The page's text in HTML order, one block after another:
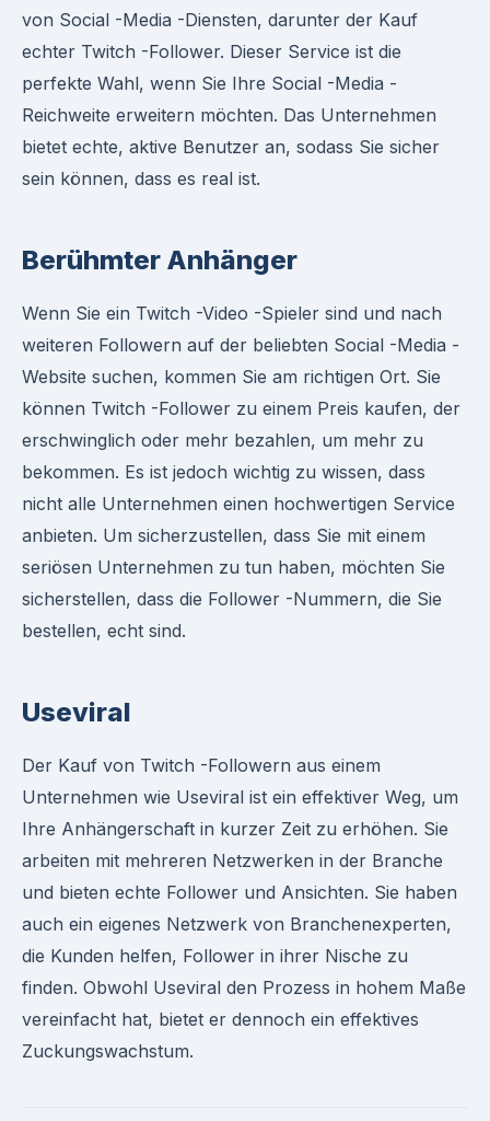
von Social -Media -Diensten, darunter der Kauf
echter Twitch -Follower. Dieser Service ist die
perfekte Wahl, wenn Sie Ihre Social -Media -
Reichweite erweitern möchten. Das Unternehmen
bietet echte, aktive Benutzer an, sodass Sie sicher
sein können, dass es real ist.
Berühmter Anhänger
Wenn Sie ein Twitch -Video -Spieler sind und nach
weiteren Followern auf der beliebten Social -Media -
Website suchen, kommen Sie am richtigen Ort. Sie
können Twitch -Follower zu einem Preis kaufen, der
erschwinglich oder mehr bezahlen, um mehr zu
bekommen. Es ist jedoch wichtig zu wissen, dass
nicht alle Unternehmen einen hochwertigen Service
anbieten. Um sicherzustellen, dass Sie mit einem
seriösen Unternehmen zu tun haben, möchten Sie
sicherstellen, dass die Follower -Nummern, die Sie
bestellen, echt sind.
Useviral
Der Kauf von Twitch -Followern aus einem
Unternehmen wie Useviral ist ein effektiver Weg, um
Ihre Anhängerschaft in kurzer Zeit zu erhöhen. Sie
arbeiten mit mehreren Netzwerken in der Branche
und bieten echte Follower und Ansichten. Sie haben
auch ein eigenes Netzwerk von Branchenexperten,
die Kunden helfen, Follower in ihrer Nische zu
finden. Obwohl Useviral den Prozess in hohem Maße
vereinfacht hat, bietet er dennoch ein effektives
Zuckungswachstum.